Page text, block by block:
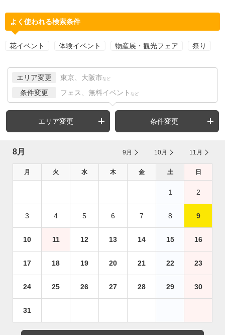
よく使われる検索条件
花イベント 体験イベント 物産展・観光フェア 祭り
エリア変更 東京、大阪市 など
条件変更 フェス、無料イベント など
エリア変更 条件変更
8月 9月 10月 11月
月 火 水 木 金 土 日
1 2
3 4 5 6 7 8 9
10 11 12 13 14 15 16
17 18 19 20 21 22 23
24 25 26 27 28 29 30
31